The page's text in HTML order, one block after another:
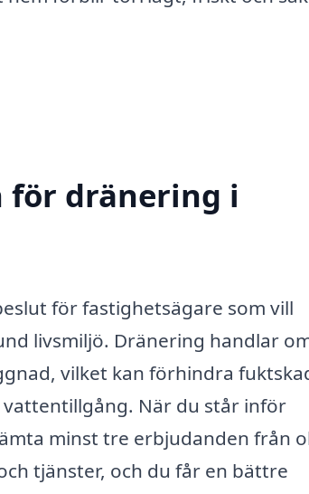
för dränering i
för fastighetsägare som vill
livsmiljö. Dränering handlar
vilket kan förhindra
När du står inför
minst tre erbjudanden från
tjänster, och du får en bättre